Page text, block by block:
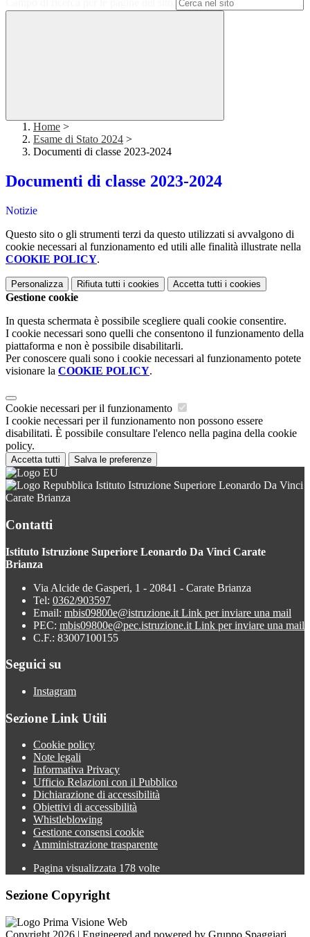
Home >
Esame di Stato 2024 >
Documenti di classe 2023-2024
Documenti di classe 2023-2024
Notizie
Questo sito o gli strumenti terzi da questo utilizzati si avvalgono di
cookie necessari al funzionamento ed utili alle finalità illustrate nella
COOKIE POLICY.
Personalizza Rifiuta tutti i cookies Accetta tutti i cookies
Gestione cookie
In questa schermata è possibile scegliere quali cookie consentire.
I cookie necessari sono quelli che consentono il funzionamento della
piattaforma e non è possibile disabilitarli.
Per conoscere quali sono i cookie necessari al funzionamento potete
visionare la COOKIE POLICY.
Cookie necessari per il funzionamento
I cookie necessari per il funzionamento non possono essere
disabilitati. È possibile consultare l'elenco nella pagina della cookie
policy.
Accetta tutti Salva le preferenze
Istituto Istruzione Superiore Leonardo Da Vinci
Carate Brianza
Contatti
Istituto Istruzione Superiore Leonardo Da Vinci Carate
Brianza
Via Alcide de Gasperi, 1 - 20841 - Carate Brianza
Tel: 0362/903597
Email: mbis09800e@istruzione.it Link per inviare una mail
PEC: mbis09800e@pec.istruzione.it Link per inviare una mail
C.F.: 83007100155
Seguici su
Instagram
Sezione Link Utili
Cookie policy
Note legali
Informativa Privacy
Ufficio Relazioni con il Pubblico
Dichiarazione di accessibilità
Obiettivi di accessibilità
Whistleblowing
Gestione consensi cookie
Amministrazione trasparente
Pagina visualizzata 178 volte
Sezione Copyright
Copyright 2026 | Engineered and powered by Gruppo Spaggiari